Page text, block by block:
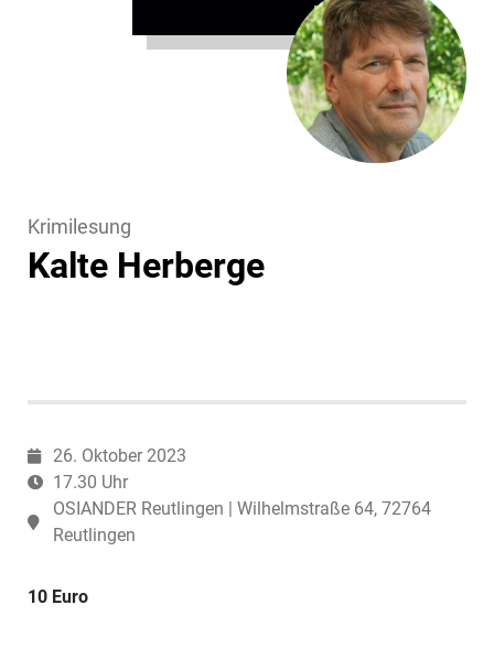
Krimilesung
Kalte Herberge
26. Oktober 2023
17.30 Uhr
OSIANDER Reutlingen | Wilhelmstraße 64, 72764
Reutlingen
10 Euro